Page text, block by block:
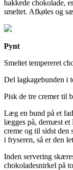
hakkede chokolade,
smeltet. Afkøles og
Pynt
Smeltet tempereret
Del lagkagebunden i
Pisk de tre cremer til
Læg en bund på et
lægges på, dernæst et
creme og til sidst den
i fryseren, så er den
Inden servering
chokoladesnirkel på